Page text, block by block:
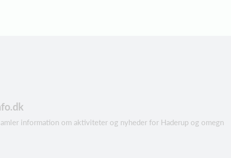
information om aktiviteter og nyheder for Haderup og omegn